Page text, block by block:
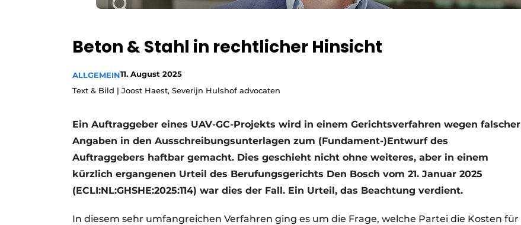
Meist gelesen
Podcasts
Ein Stellenangebot registrieren
Beton & Stahl in rechtlicher Hinsicht
ALLGEMEIN11. August 2025
Text & Bild | Joost Haest, Severijn Hulshof advocaten
Ein Auftraggeber eines UAV-GC-Projekts wird in einem Gerichtsverfahren wegen falscher
Angaben in den Ausschreibungsunterlagen zum (Fundament-)Entwurf des
Auftraggebers haftbar gemacht. Dies geschieht nicht ohne weiteres, aber in einem
kürzlich ergangenen Urteil des Berufungsgerichts Den Bosch vom 21. Januar 2025
(ECLI:NL:GHSHE:2025:114) war dies der Fall. Ein Urteil, das Beachtung verdient.
In diesem sehr umfangreichen Verfahren ging es um die Frage, welche Partei die Kosten für